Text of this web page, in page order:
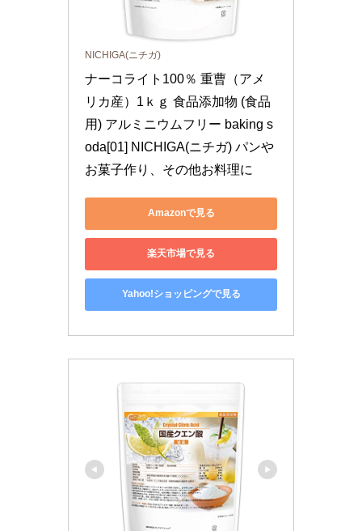
NICHIGA(ニチガ)
ナーコライト100％ 重曹（アメ
リカ産）1ｋｇ 食品添加物 (食品
用) アルミニウムフリー baking s
oda[01] NICHIGA(ニチガ) パンや
お菓子作り、その他お料理に
Amazonで見る
楽天市場で見る
Yahoo!ショッピングで見る